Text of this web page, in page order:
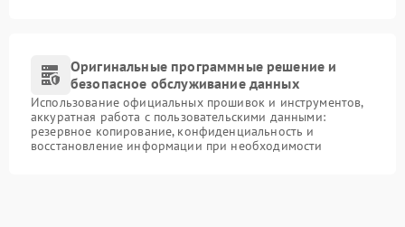
Оригинальные программные решение и
безопасное обслуживание данных
Использование официальных прошивок и инструментов,
аккуратная работа с пользовательскими данными:
резервное копирование, конфиденциальность и
восстановление информации при необходимости